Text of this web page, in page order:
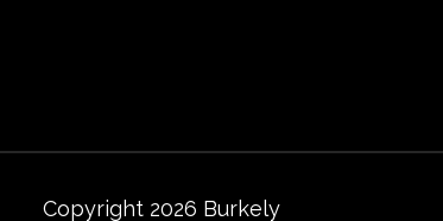
Copyright 2026 Burkely